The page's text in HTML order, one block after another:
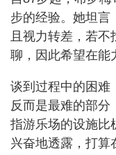
步的经验。她坦言
且视力转差，若
聊，因此希望在能
谈到过程中的困难
反而是最难的部分
指游乐场的设施比
兴奋地透露，打算